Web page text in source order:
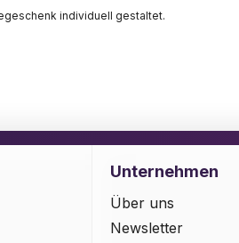
individuell gestaltet.
Unternehmen
Über uns
Newsletter